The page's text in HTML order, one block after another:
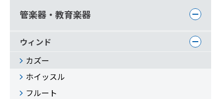
管楽器・教育楽器
ウィンド
カズー
ホイッスル
フルート